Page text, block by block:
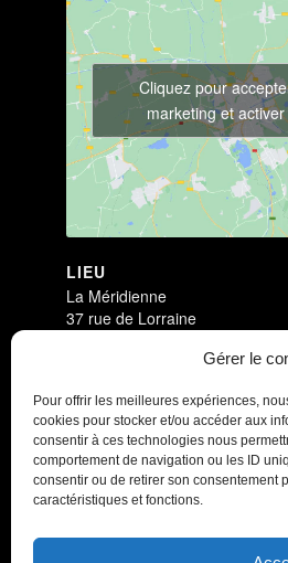
Gérer le
Pour offrir les meilleures expériences,
cookies pour stocker et/ou accéder aux
consentir à ces technologies nous
comportement de navigation ou les ID
consentir ou de retirer son consentement
caractéristiques et fonctions.
LIEU
La Méridienne
37 rue de Lorraine
+ Google Map
Cliquez pour
marketing et
Dark Circus